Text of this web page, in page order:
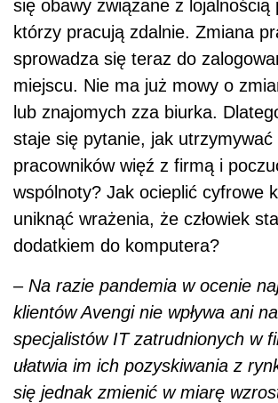
się obawy związane z lojalnością
którzy pracują zdalnie. Zmiana
sprowadza się teraz do
miejscu. Nie ma już mowy o
lub znajomych zza biurka.
staje się pytanie, jak utrzymywać
pracowników więź z firmą i
wspólnoty? Jak ocieplić cyfrowe
uniknąć wrażenia, że człowiek
dodatkiem do komputera?
– Na razie pandemia w ocenie
klientów Avengi nie wpływa ani
specjalistów IT zatrudnionych w
ułatwia im ich pozyskiwania z
się jednak zmienić w miarę